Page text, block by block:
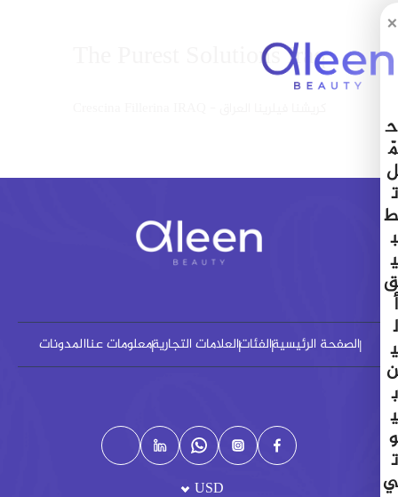
The Purest Solutions Iraq
الصفحة الرئيسيةالفئاتالعلامات التجاريةمعلومات عناالمدونات
USD
×
ح
مّ
ل
ت
ط
ب
ي
ق
أ
ل
ي
ن
ب
ي
و
ت
ي